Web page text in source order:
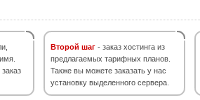
Второй шаг - заказ хостинга из
предлагаемых тарифных планов.
Также вы можете заказать у нас
установку выделенного сервера.